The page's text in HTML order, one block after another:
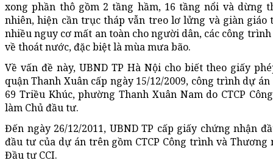
xong phần thô gồm 2 tầng hầm, 16 tầng nổi và dừng
nhiên, hiện cần trục tháp vẫn treo lơ lửng và giàn
nhiều nguy cơ mất an toàn cho người dân, các công
về thoát nước, đặc biệt là mùa mưa bão.
Về vấn đề này, UBND TP Hà Nội cho biết theo giấy
quận Thanh Xuân cấp ngày 15/12/2009, công trình dự
69 Triều Khúc, phường Thanh Xuân Nam do CTCP
làm Chủ đầu tư.
Đến ngày 26/12/2011, UBND TP cấp giấy chứng nhận
đầu tư của dự án trên gồm CTCP Công trình và Thương
Đầu tư CCI.